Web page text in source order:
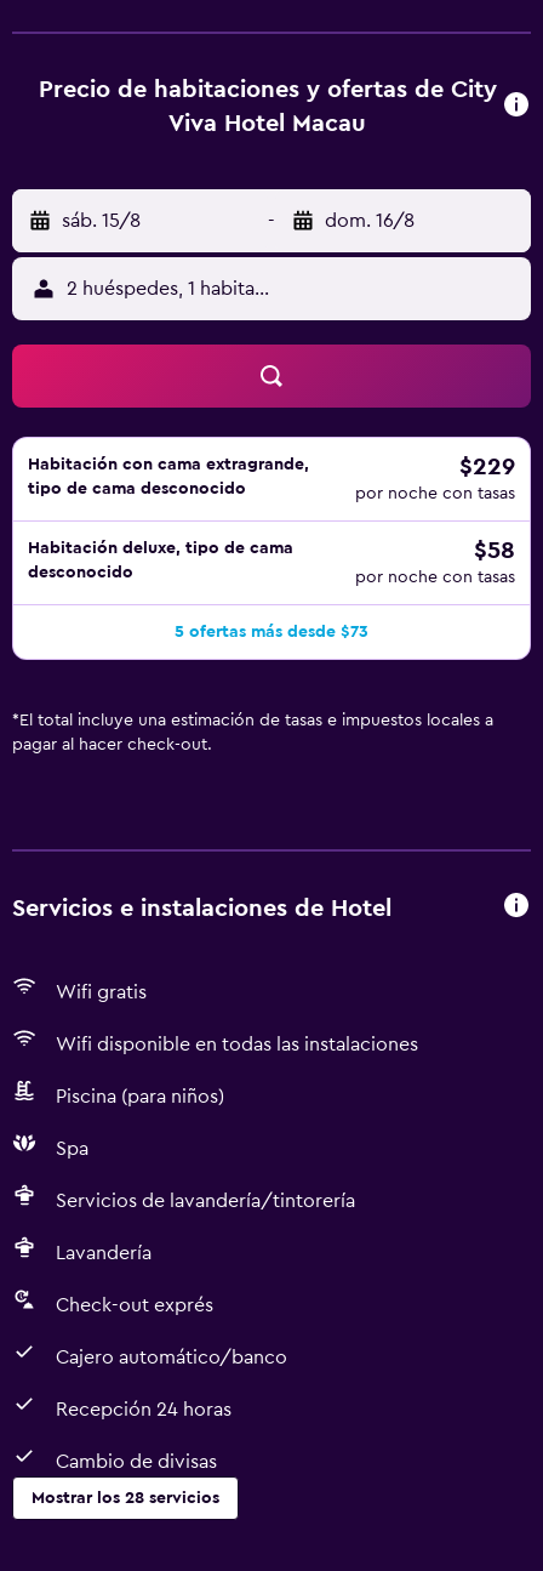
Precio de habitaciones y ofertas de City
Viva Hotel Macau
sáb. 15/8 - dom. 16/8
2 huéspedes, 1 habitación
Habitación con cama extragrande,
tipo de cama desconocido
$229
por noche con tasas
Habitación deluxe, tipo de cama
desconocido
$58
por noche con tasas
5 ofertas más desde $73
* El total incluye una estimación de tasas e impuestos locales a
pagar al hacer check-out.
Servicios e instalaciones de Hotel
Wifi gratis
Wifi disponible en todas las instalaciones
Piscina (para niños)
Spa
Servicios de lavandería/tintorería
Lavandería
Check-out exprés
Cajero automático/banco
Recepción 24 horas
Cambio de divisas
Mostrar los 28 servicios